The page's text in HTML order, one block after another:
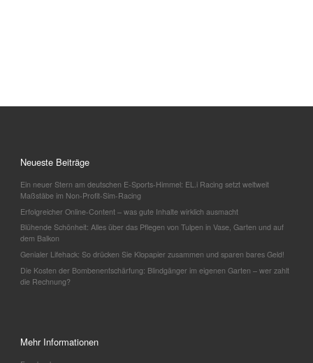
Neueste Beiträge
Ein neuer Stern am deutschen E-Sports-Himmel: EL.i Racing setzt weltweit
Maßstäbe im Non-Profit-Sim-Racing
Erfolgreicher Online-Content – was gute Inhalte wirklich ausmacht
Blühende Schönheit: Alles über das Pflegen von Tulpen in Vase, Garten und auf
dem Balkon
Genialer Lifehack: So drücken Sie Klopapier zusammen und sparen bares Geld!
Die Kosten der Bombenentschärfung: Blindgänger im eigenen Garten – wer zahlt
die Rechnung?
Mehr Informationen